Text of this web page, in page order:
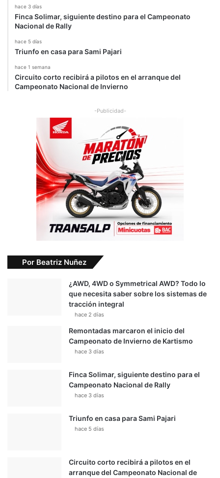
hace 3 días
Finca Solimar, siguiente destino para el Campeonato
Nacional de Rally
hace 5 días
Triunfo en casa para Sami Pajari
hace 1 semana
Circuito corto recibirá a pilotos en el arranque del
Campeonato Nacional de Invierno
-Publicidad-
Por Beatriz Nuñez
¿AWD, 4WD o Symmetrical AWD? Todo lo
que necesita saber sobre los sistemas de
tracción integral
hace 2 días
Remontadas marcaron el inicio del
Campeonato de Invierno de Kartismo
hace 3 días
Finca Solimar, siguiente destino para el
Campeonato Nacional de Rally
hace 3 días
Triunfo en casa para Sami Pajari
hace 5 días
Circuito corto recibirá a pilotos en el
arranque del Campeonato Nacional de